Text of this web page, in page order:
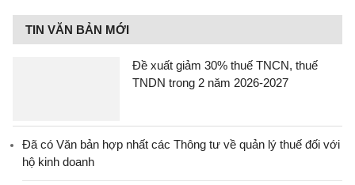
TIN VĂN BẢN MỚI
Đề xuất giảm 30% thuế TNCN, thuế
TNDN trong 2 năm 2026-2027
Đã có Văn bản hợp nhất các Thông tư về quản lý thuế đối với
hộ kinh doanh